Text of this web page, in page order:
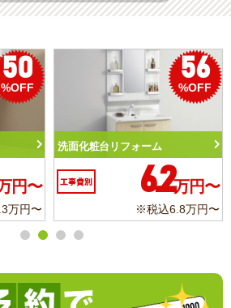
50
%OFF
円〜
万円〜
56
%OFF
洗面化粧台リフォーム
工事費別 6.2万円〜
※税込6.8万円〜